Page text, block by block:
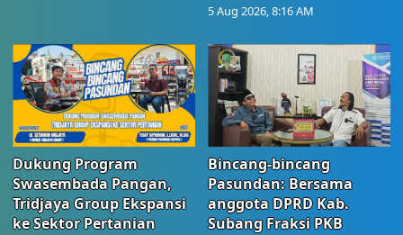
5 Aug 2026, 8:16 AM
Dukung Program
Swasembada Pangan,
Tridjaya Group Ekspansi
ke Sektor Pertanian
Bincang-bincang
Pasundan: Bersama
anggota DPRD Kab.
Subang Fraksi PKB